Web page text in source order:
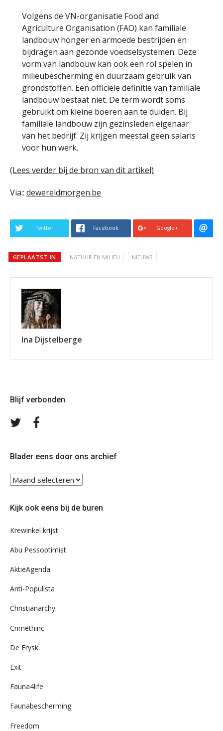
Volgens de VN-organisatie Food and
Agriculture Organisation (FAO) kan familiale
landbouw honger en armoede bestrijden en
bijdragen aan gezonde voedselsystemen. Deze
vorm van landbouw kan ook een rol spelen in
milieubescherming en duurzaam gebruik van
grondstoffen. Een officiële definitie van familiale
landbouw bestaat niet. De term wordt soms
gebruikt om kleine boeren aan te duiden. Bij
familiale landbouw zijn gezinsleden eigenaar
van het bedrijf. Zij krijgen meestal geen salaris
voor hun werk.
(Lees verder bij de bron van dit artikel)
Via:: dewereldmorgen.be
Twitter Facebook Google+
GEPLAATST IN NATUUR EN MILIEU NIEUWS
Ina Dijstelberge
Blijf verbonden
Volg
Blader eens door ons archief
Blader
eens
ons
Kijk ook eens bij de buren
Krewinkel krijst
Abu Pessoptimist
AktieAgenda
Anti-Populista
Christianarchy
Crimethinc
De Frysk
Exit
Fauna4life
Faunabescherming
Freedom